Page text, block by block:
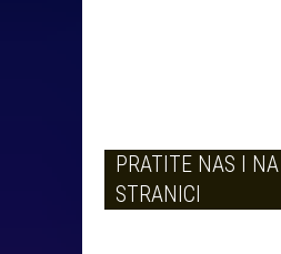
PRATITE NAS I NA
STRANICI